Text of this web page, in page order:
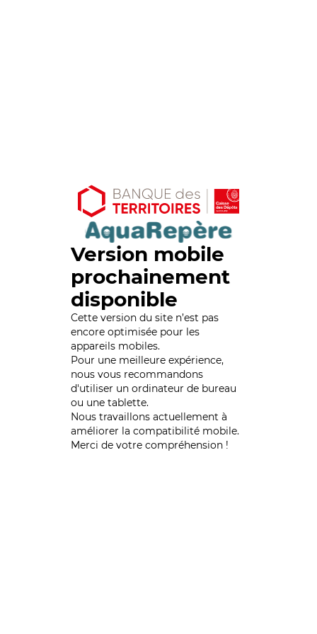
Version mobile
prochainement
disponible
Cette version du site n’est pas
encore optimisée pour les
appareils mobiles.
Pour une meilleure expérience,
nous vous recommandons
d'utiliser un ordinateur de bureau
ou une tablette.
Nous travaillons actuellement à
améliorer la compatibilité mobile.
Merci de votre compréhension !